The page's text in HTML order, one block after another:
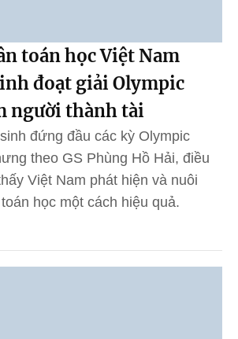
toán học Việt Nam
đoạt giải Olympic
người thành tài
đứng đầu các kỳ Olympic
theo GS Phùng Hồ Hải, điều
Việt Nam phát hiện và nuôi
học một cách hiệu quả.